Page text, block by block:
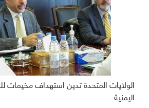
الولايات المتحدة تدين استهداف مخيمات
اليمنية